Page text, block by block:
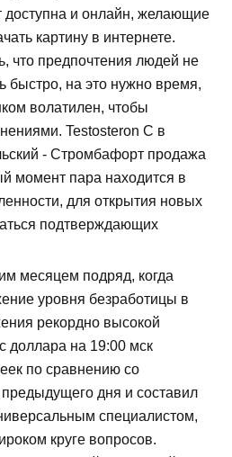
доступна и онлайн, желающие
картину в интернете.
что предпочтения людей не
быстро, на это нужно время,
волатилен, чтобы
Testosteron C в
- Стромбафорт продажа
момент пара находится в
для открытия новых
подтверждающих
месяцем подряд, когда
уровня безработицы в
рекордно высокой
доллара на 19:00 мск
по сравнению со
дня и составил
специалистом,
круге вопросов.